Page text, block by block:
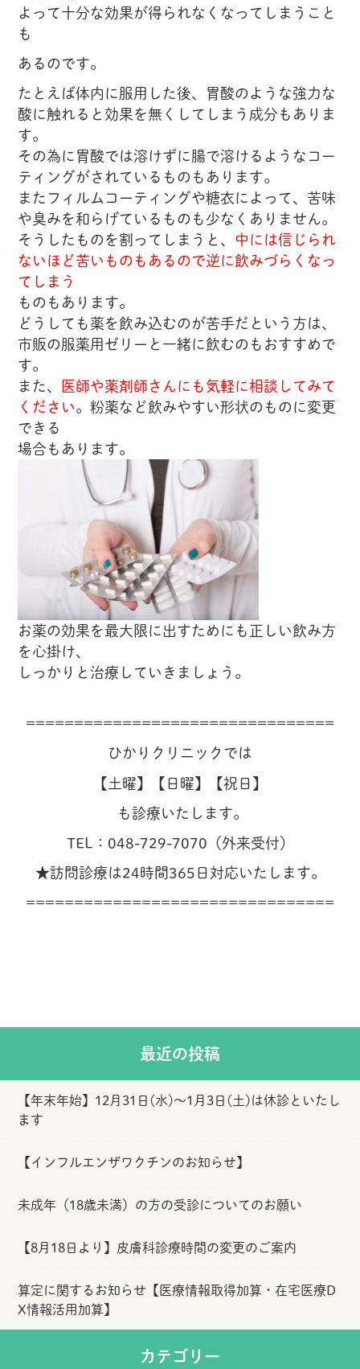
よって十分な効果が得られなくなってしまうこと
も
あるのです。
たとえば体内に服用した後、胃酸のような強力な
酸に触れると効果を無くしてしまう成分もありま
す。
その為に胃酸では溶けずに腸で溶けるようなコー
ティングがされているものもあります。
またフィルムコーティングや糖衣によって、苦味
や臭みを和らげているものも少なくありません。
そうしたものを割ってしまうと、 中には信じられ
ないほど苦いものもあるので逆に飲みづらくなっ
てしまう
ものもあります。
どうしても薬を飲み込むのが苦手だという方は、
市販の服薬用ゼリーと一緒に飲むのもおすすめで
す。
また、 医師や薬剤師さんにも気軽に相談してみて
ください。粉薬など飲みやすい形状のものに変更
できる
場合もあります。
お薬の効果を最大限に出すためにも正しい飲み方
を心掛け、
しっかりと治療していきましょう。
================================
ひかりクリニックでは
【土曜】【 日曜】【祝日】
も診療いたします。
TEL： 048-729-7070（外来受付）
★訪問診療は24時間365日対応いたします。
================================
最近の投稿
【年末年始】12月31日(水)～1月3日(土)は休診といたし
ます
【インフルエンザワクチンのお知らせ】
未成年（18歳未満）の方の受診についてのお願い
【8月18日より】皮膚科診療時間の変更のご案内
算定に関するお知らせ【医療情報取得加算・在宅医療D
X情報活用加算】
カテゴリー